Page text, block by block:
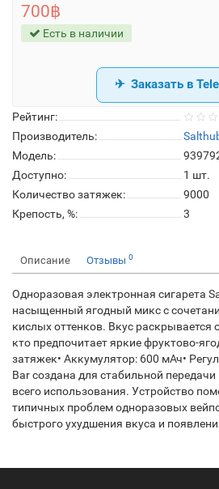
Рейтинг:
Производитель:
Модель:
Доступно:
1 шт.
Количество затяжек:
9000
Крепость, %:
3
700฿
Есть в наличии
Заказать в
Описание Отзывы 0
Одноразовая электронная сигарета
насыщенный ягодный микс с
кислых оттенков. Вкус раскрывается
кто предпочитает яркие фруктово-
затяжек• Аккумулятор: 600 мАч•
Bar создана для стабильной
всего использования. Устройство
типичных проблем одноразовых
быстрого ухудшения вкуса и